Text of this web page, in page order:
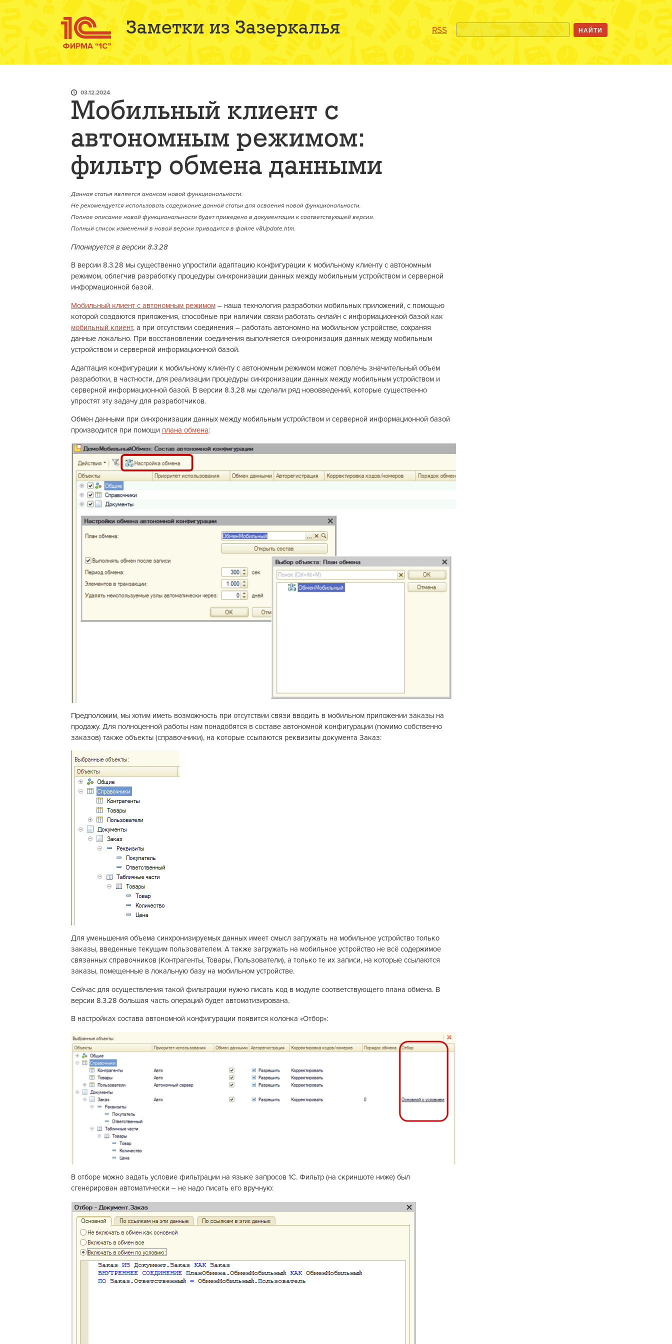
Заметки из Зазеркалья RSS
03.12.2024
Мобильный клиент с
автономным режимом:
фильтр обмена данными
Данная статья является анонсом новой функциональности.
Не рекомендуется использовать содержание данной статьи для освоения новой функциональности.
Полное описание новой функциональности будет приведено в документации к соответствующей версии.
Полный список изменений в новой версии приводится в файле v8Update.htm.
Планируется в версии 8.3.28
В версии 8.3.28 мы существенно упростили адаптацию конфигурации к мобильному клиенту с автономным
режимом, облегчив разработку процедуры синхронизации данных между мобильным устройством и серверной
информационной базой.
Мобильный клиент с автономным режимом – наша технология разработки мобильных приложений, с помощью
которой создаются приложения, способные при наличии связи работать онлайн с информационной базой как
мобильный клиент, а при отсутствии соединения – работать автономно на мобильном устройстве, сохраняя
данные локально. При восстановлении соединения выполняется синхронизация данных между мобильным
устройством и серверной информационной базой.
Адаптация конфигурации к мобильному клиенту с автономным режимом может повлечь значительный объем
разработки, в частности, для реализации процедуры синхронизации данных между мобильным устройством и
серверной информационной базой. В версии 8.3.28 мы сделали ряд нововведений, которые существенно
упростят эту задачу для разработчиков.
Обмен данными при синхронизации данных между мобильным устройством и серверной информационной базой
производится при помощи плана обмена:
Предположим, мы хотим иметь возможность при отсутствии связи вводить в мобильном приложении заказы на
продажу. Для полноценной работы нам понадобятся в составе автономной конфигурации (помимо собственно
заказов) также объекты (справочники), на которые ссылаются реквизиты документа Заказ:
Для уменьшения объема синхронизируемых данных имеет смысл загружать на мобильное устройство только
заказы, введенные текущим пользователем. А также загружать на мобильное устройство не всё содержимое
связанных справочников (Контрагенты, Товары, Пользователи), а только те их записи, на которые ссылаются
заказы, помещенные в локальную базу на мобильном устройстве.
Сейчас для осуществления такой фильтрации нужно писать код в модуле соответствующего плана обмена. В
версии 8.3.28 большая часть операций будет автоматизирована.
В настройках состава автономной конфигурации появится колонка «Отбор»:
В отборе можно задать условие фильтрации на языке запросов 1С. Фильтр (на скриншоте ниже) был
сгенерирован автоматически – не надо писать его вручную: